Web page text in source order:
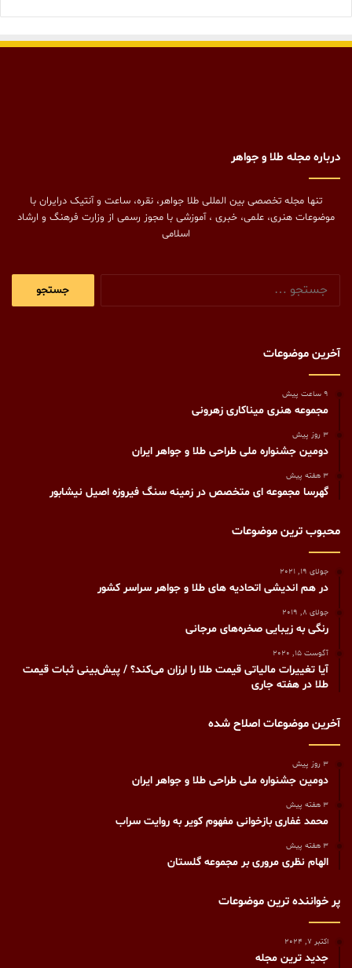
درباره مجله طلا و جواهر
تنها مجله تخصصی بین المللی طلا جواهر، نقره، ساعت و آنتیک درایران با
موضوعات هنری، علمی، خبری ، آموزشی با مجوز رسمی از وزارت فرهنگ و ارشاد
اسلامی
آخرین موضوعات
9 ساعت پیش
مجموعه هنری میناکاری زهرونی
3 روز پیش
دومین جشنواره ملی طراحی طلا و جواهر ایران
3 هفته پیش
گهرسا مجموعه ای متخصص در زمینه سنگ فیروزه اصیل نیشابور
محبوب ترین موضوعات
جولای 19, 2021
در هم اندیشی اتحادیه های طلا و جواهر سراسر کشور
جولای 8, 2019
رنگی به زيبايی صخره‌های مرجانی
آگوست 15, 2020
آیا تغییرات مالیاتی قیمت طلا را ارزان می‌کند؟ / پیش‌بینی ثبات قیمت
طلا در هفته جاری
آخرین موضوعات اصلاح شده
3 روز پیش
دومین جشنواره ملی طراحی طلا و جواهر ایران
3 هفته پیش
محمد غفاری بازخوانی مفهوم کویر به روایت سراب
3 هفته پیش
الهام نظری مروری بر مجموعه گلستان
پر خواننده ترین موضوعات
اکتبر 7, 2024
جدید ترین مجله